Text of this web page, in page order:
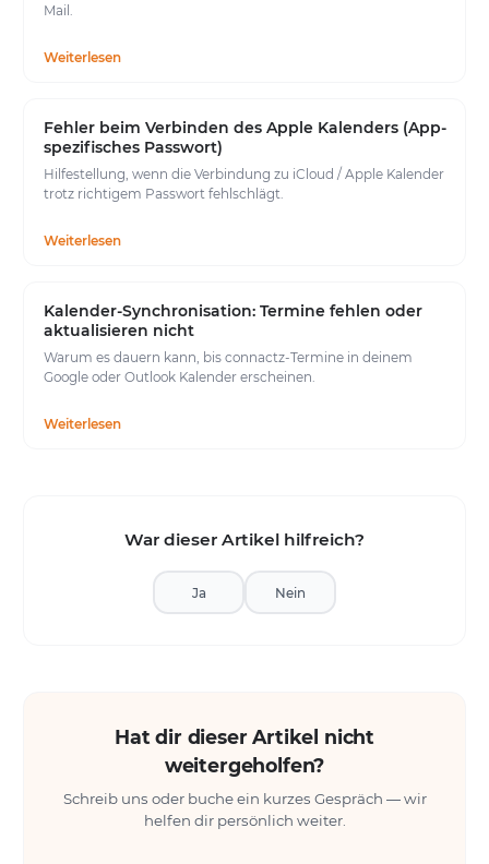
Mail.
Weiterlesen
Fehler beim Verbinden des Apple Kalenders (App-
spezifisches Passwort)
Hilfestellung, wenn die Verbindung zu iCloud / Apple Kalender
trotz richtigem Passwort fehlschlägt.
Weiterlesen
Kalender-Synchronisation: Termine fehlen oder
aktualisieren nicht
Warum es dauern kann, bis connactz-Termine in deinem
Google oder Outlook Kalender erscheinen.
Weiterlesen
War dieser Artikel hilfreich?
Ja Nein
Hat dir dieser Artikel nicht
weitergeholfen?
Schreib uns oder buche ein kurzes Gespräch — wir
helfen dir persönlich weiter.